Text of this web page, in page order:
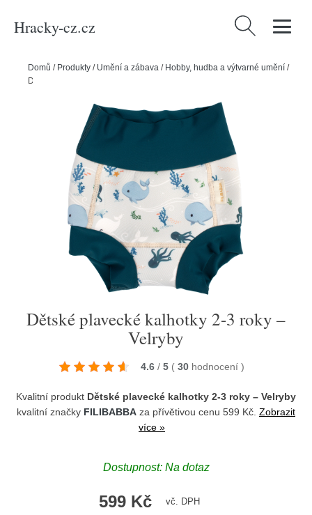
Hracky-cz.cz Vyhledávání
Domů / Produkty / Umění a zábava / Hobby, hudba a výtvarné umění /
Dětské plavecké kalhotky 2-3 roky – Velryby
Dětské plavecké kalhotky 2-3 roky –
Velryby
4.6 / 5 ( 30 hodnocení )
Kvalitní produkt Dětské plavecké kalhotky 2-3 roky – Velryby
kvalitní značky FILIBABBA za přívětivou cenu 599 Kč. Zobrazit
více »
Dostupnost: Na dotaz
599 Kč vč. DPH